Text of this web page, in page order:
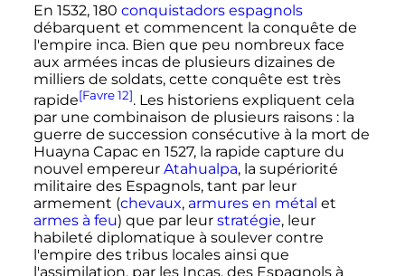
En 1532, 180 conquistadors espagnols
débarquent et commencent la conquête de
l'empire inca. Bien que peu nombreux face
aux armées incas de plusieurs dizaines de
milliers de soldats, cette conquête est très
rapide[Favre 12]. Les historiens expliquent cela
par une combinaison de plusieurs raisons : la
guerre de succession consécutive à la mort de
Huayna Capac en 1527, la rapide capture du
nouvel empereur Atahualpa, la supériorité
militaire des Espagnols, tant par leur
armement (chevaux, armures en métal et
armes à feu) que par leur stratégie, leur
habileté diplomatique à soulever contre
l'empire des tribus locales ainsi que
l'assimilation, par les Incas, des Espagnols à